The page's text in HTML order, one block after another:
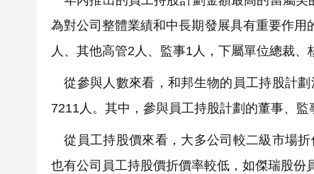
為對公司整體業績和中長期發展具有重要作
人、其他高管2人、監事1人，下屬單位總裁、
從參與人數來看，和邦生物的員工持股計
7211人。其中，參與員工持股計劃的董事、
從員工持股價來看，大多公司較二級市場折
也有公司員工持股價折價率較低，如傑瑞股份